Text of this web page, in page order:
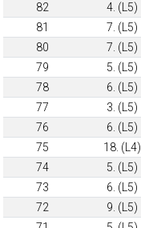
82
4. (L5)
81
7. (L5)
80
7. (L5)
79
5. (L5)
78
6. (L5)
77
3. (L5)
76
6. (L5)
75
18. (L4)
74
5. (L5)
73
6. (L5)
72
9. (L5)